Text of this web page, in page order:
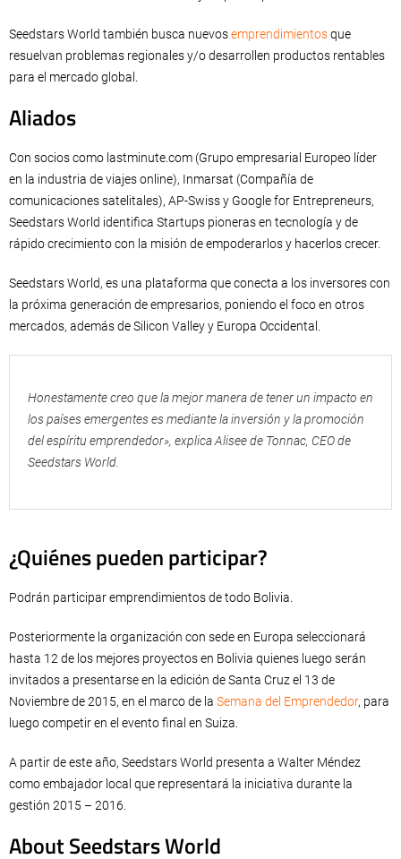
Seedstars World también busca nuevosemprendimientosque
resuelvan problemas regionales y/o desarrollen productos rentables
para el mercado global.
Aliados
Con socios como lastminute.com (Grupo empresarial Europeo líder
en la industria de viajes online), Inmarsat (Compañía de
comunicaciones satelitales), AP-Swiss y Google for Entrepreneurs,
Seedstars World identifica Startups pioneras en tecnología y de
rápido crecimiento con la misión de empoderarlos y hacerlos crecer.
Seedstars World, es una plataforma que conecta a los inversores con
la próxima generación de empresarios, poniendo el foco en otros
mercados, además de Silicon Valley y Europa Occidental.
Honestamente creo que la mejor manera de tener un impacto en
los países emergentes es mediante la inversión y la promoción
del espíritu emprendedor», explica Alisee de Tonnac, CEO de
Seedstars World.
¿Quiénes pueden participar?
Podrán participar emprendimientos de todo Bolivia.
Posteriormente la organización con sede en Europa seleccionará
hasta 12 de los mejores proyectos en Bolivia quienes luego serán
invitados a presentarse en la edición de Santa Cruz el 13 de
Noviembre de 2015, en el marco de la Semana del Emprendedor, para
luego competir en el evento final en Suiza.
A partir de este año, Seedstars World presenta a Walter Méndez
como embajador local que representará la iniciativa durante la
gestión 2015 – 2016.
About Seedstars World